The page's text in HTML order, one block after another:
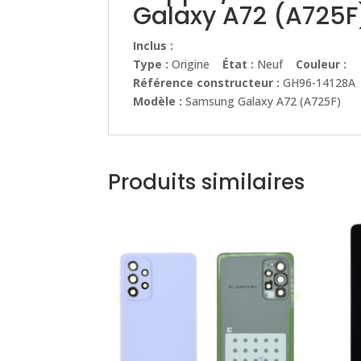
Galaxy A72
Inclus :
Type : Origine État : Neuf Couleur :
Référence constructeur :GH96-14128A
Modèle :Samsung Galaxy A72 (A725F)
Produits similaires